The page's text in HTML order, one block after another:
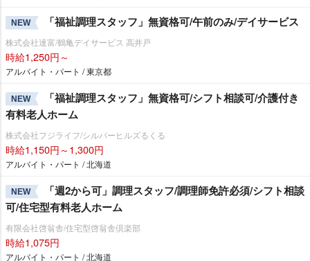
NEW 「福祉調理スタッフ」無資格可/午前のみ/デイサービス
株式会社達富/鶴亀デイサービス 高井戸
時給1,250円～
アルバイト・パート / 東京都
NEW
「福祉調理スタッフ」無資格可/シフト相談可/介護付き
有料老人ホーム
株式会社フジライフ/シルバーヒルズるくる
時給1,150円～1,300円
アルバイト・パート / 北海道
NEW
「週2から可」調理スタッフ/調理師免許必須/シフト相談
可/住宅型有料老人ホーム
有限会社啓翁舎/住宅型啓翁舎倶楽部
時給1,075円
アルバイト・パート / 北海道